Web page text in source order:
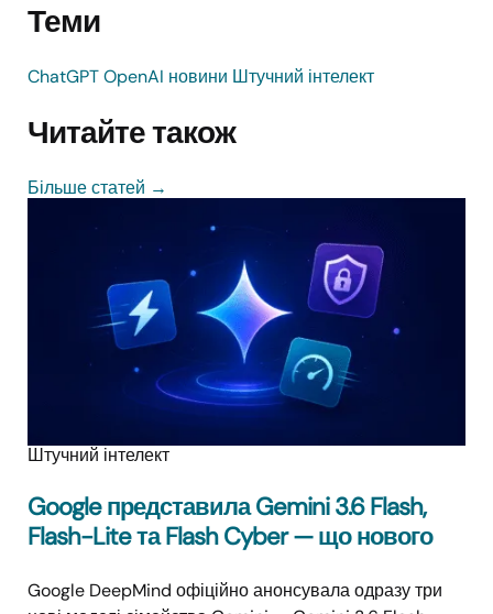
Теми
ChatGPTOpenAI новини Штучний інтелект
Читайте також
Більше статей →
Штучний інтелект
Google представила Gemini 3.6 Flash,
Flash-Lite та Flash Cyber — що нового
Google DeepMind офіційно анонсувала одразу три